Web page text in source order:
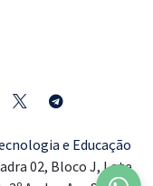
e Educação
02, Bloco J, Lote